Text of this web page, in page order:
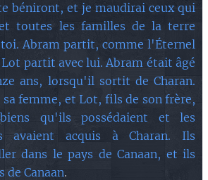
béniront, et je maudirai ceux qui
toutes les familles de la terre
toi. Abram partit, comme l'Éternel
partit avec lui. Abram était âgé
ans, lorsqu'il sortit de Charan.
femme, et Lot, fils de son frère,
qu'ils possédaient et les
avaient acquis à Charan. Ils
dans le pays de Canaan, et ils
de Canaan.